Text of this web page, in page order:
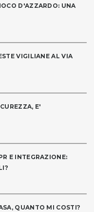
D'AZZARDO: UNA
VIGILIANE AL VIA
E'
E INTEGRAZIONE:
QUANTO MI COSTI?